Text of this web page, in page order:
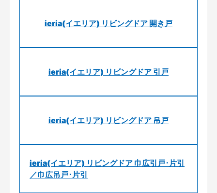
ieria(イエリア) リビングドア 開き戸
ieria(イエリア) リビングドア 引戸
ieria(イエリア) リビングドア 吊戸
ieria(イエリア) リビングドア 巾広引戸･片引
／巾広吊戸･片引